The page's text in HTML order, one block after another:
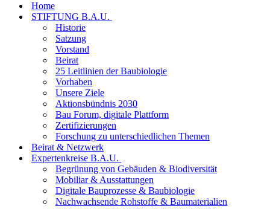
Home
STIFTUNG B.A.U.
Historie
Satzung
Vorstand
Beirat
25 Leitlinien der Baubiologie
Vorhaben
Unsere Ziele
Aktionsbündnis 2030
Bau Forum, digitale Plattform
Zertifizierungen
Forschung zu unterschiedlichen Themen
Beirat & Netzwerk
Expertenkreise B.A.U.
Begrünung von Gebäuden & Biodiversität
Mobiliar & Ausstattungen
Digitale Bauprozesse & Baubiologie
Nachwachsende Rohstoffe & Baumaterialien